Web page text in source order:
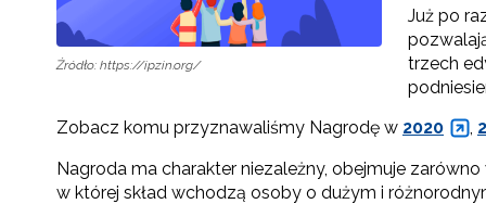
Źródło: https://ipzin.org/
Już po
trzech
Zobacz komu przyznawaliśmy Nagrodę w 2020 ,
Nagroda ma charakter niezależny, obejmuje
w której skład wchodzą osoby o dużym i